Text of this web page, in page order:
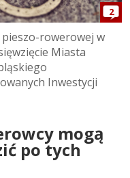
2
rowerowej w
Miasta
Inwestycji
mogą
po tych